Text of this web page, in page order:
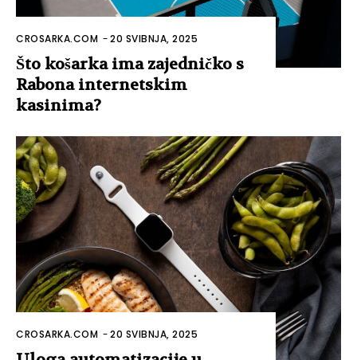
CROSARKA.COM -20 SVIBNJA, 2025
Što košarka ima zajedničko s
Rabona internetskim
kasinima?
CROSARKA.COM -20 SVIBNJA, 2025